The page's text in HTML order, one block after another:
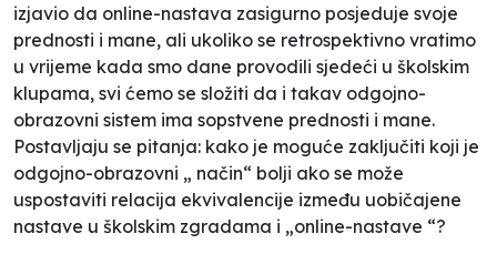
izjavio da online-nastava zasigurno posjeduje svoje
prednosti i mane, ali ukoliko se retrospektivno vratimo
u vrijeme kada smo dane provodili sjedeći u školskim
klupama, svi ćemo se složiti da i takav odgojno-
obrazovni sistem ima sopstvene prednosti i mane.
Postavljaju se pitanja: kako je moguće zaključiti koji je
odgojno-obrazovni „ način“ bolji ako se može
uspostaviti relacija ekvivalencije između uobičajene
nastave u školskim zgradama i „online-nastave “?